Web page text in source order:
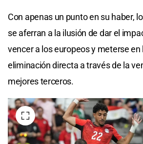
Con apenas un punto en su haber,
se aferran a la ilusión de dar el
vencer a los europeos y meterse en
eliminación directa a través de la
mejores terceros.